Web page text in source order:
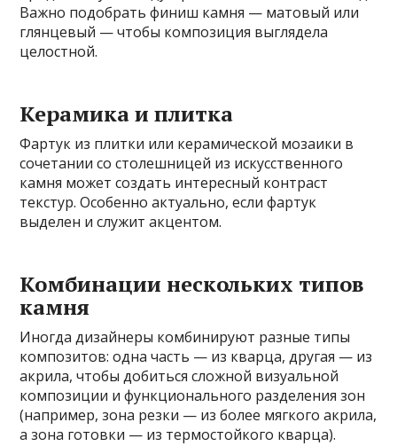
Важно подобрать финиш камня — матовый или
глянцевый — чтобы композиция выглядела
целостной.
Керамика и плитка
Фартук из плитки или керамической мозаики в
сочетании со столешницей из искусственного
камня может создать интересный контраст
текстур. Особенно актуально, если фартук
выделен и служит акцентом.
Комбинации нескольких типов
камня
Иногда дизайнеры комбинируют разные типы
композитов: одна часть — из кварца, другая — из
акрила, чтобы добиться сложной визуальной
композиции и функционального разделения зон
(например, зона резки — из более мягкого акрила,
а зона готовки — из термостойкого кварца).